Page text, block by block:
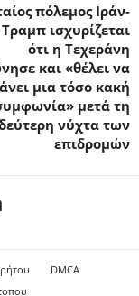
πόλεμος Ιράν-
ισχυρίζεται
ότι η Τεχεράνη
και «θέλει να
μια τόσο κακή
μετά τη
νύχτα των
επιδρομών
DMCA